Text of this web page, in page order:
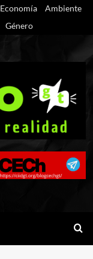
Economía
Ambiente
Género